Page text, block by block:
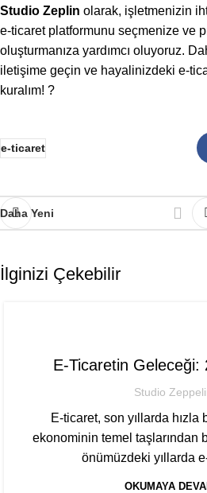
Studio Zeplin olarak, işletmenizin
e-ticaret platformunu seçmenize ve
oluşturmanıza yardımcı oluyoruz.
iletişime geçin ve hayalinizdeki e-
kuralım! ?
e-ticaret
Daha Yeni
İlginizi Çekebilir
E-Ticaretin Geleceği:
Studio
E-ticaret, son yıllarda hızla
ekonominin temel taşlarından
önümüzdeki yıllarda
OKUMAYA